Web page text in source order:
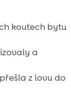
koutech bytu
a
z lovu do